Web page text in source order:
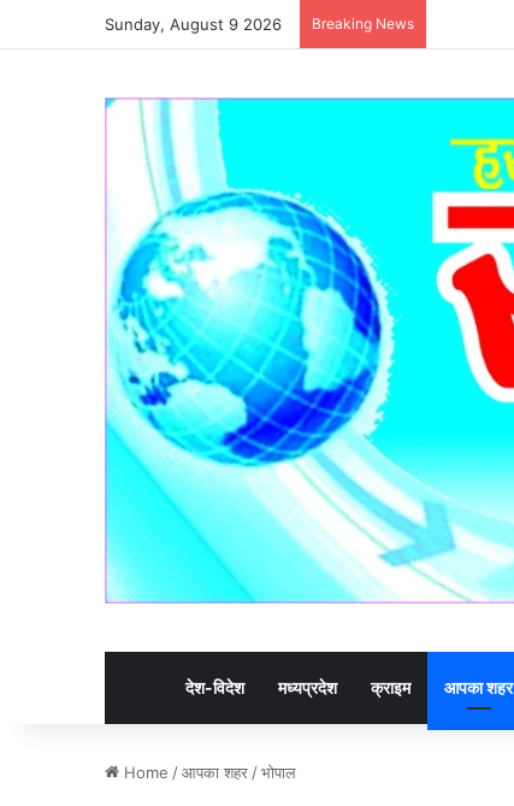
Sunday, August 9 2026 Breaking News
देश-विदेश मध्यप्रदेश क्राइम आपका शहर
Home /आपका शहर /भोपाल